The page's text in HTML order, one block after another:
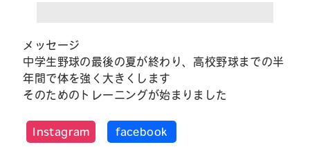
メッセージ
中学生野球の最後の夏が終わり、高校野球までの半
年間で体を強く大きくします
そのためのトレーニングが始まりました
Instagram facebook